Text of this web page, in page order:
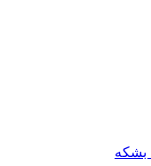
بشکه